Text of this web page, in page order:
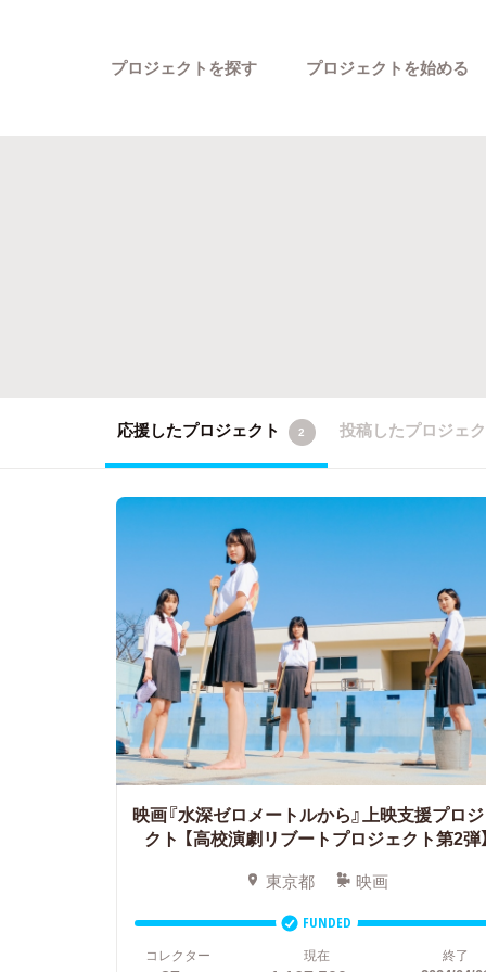
プロジェクトを探す プロジェクトを始める
応援したプロジェクト 2 投稿したプロジェ
映画『水深ゼロメートルから』上映支援プロ
クト 【高校演劇リブートプロジェクト第2弾】
東京都 映画
FUNDED
コレクター
現在 終了